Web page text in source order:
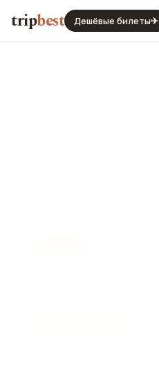
tripbest Дешёвые билеты✈